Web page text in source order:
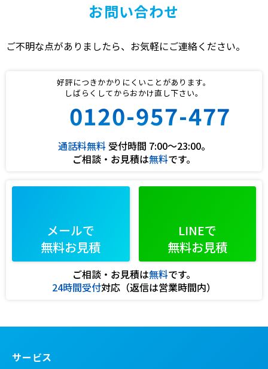
お問い合わせ
ご不明な点がありましたら、お気軽にご連絡ください。
好評につきかかりにくいことがあります。
しばらくしてからおかけ直し下さい。
0120-957-477
通話料無料 受付時間 7:00〜23:00。
ご相談・お見積は無料です。
メールで
無料お見積
LINEで
無料お見積
ご相談・お見積は無料です。
24時間受付対応（返信は営業時間内）
サービス